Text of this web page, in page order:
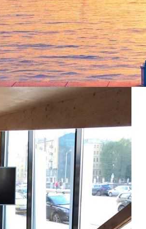
50 лет, были только обновления
директору планетария с